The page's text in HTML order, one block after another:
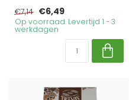
€7,14 €6,49
Op voorraad. Levertijd 1 - 3
werkdagen